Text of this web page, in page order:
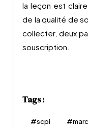
la leçon est
de la qualité de
collecter, deux
souscription.
Tags :
#scpi #